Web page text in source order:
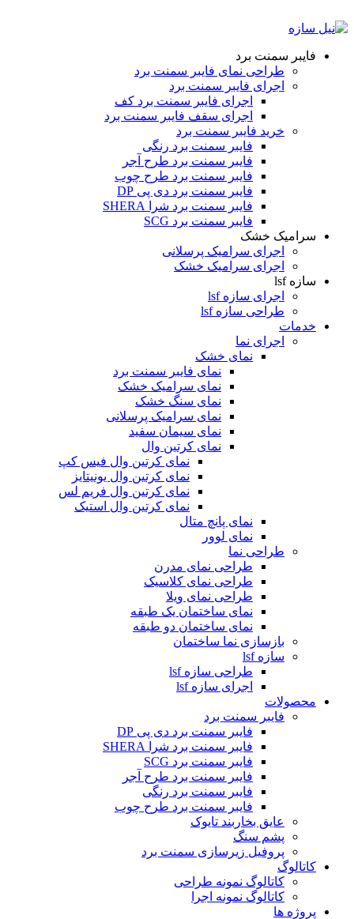
فایبر سمنت برد
طراحی نمای فایبر سمنت برد
اجرای فایبر سمنت برد
اجرای فایبر سمنت برد کف
اجرای سقف فایبر سمنت برد
خرید فایبر سمنت برد
فایبر سمنت برد رنگی
فایبر سمنت برد طرح آجر
فایبر سمنت برد طرح چوب
فایبر سمنت برد دی پی DP
فایبر سمنت برد شرا SHERA
فایبر سمنت برد SCG
سرامیک خشک
اجرای سرامیک پرسلانی
اجرای سرامیک خشک
سازه lsf
اجرای سازه lsf
طراحی سازه lsf
خدمات
اجرای نما
نمای خشک
نمای فایبر سمنت برد
نمای سرامیک خشک
نمای سنگ خشک
نمای سرامیک پرسلانی
نمای سیمان سفید
نمای کرتین وال
نمای کرتین وال فیس کپ
نمای کرتین وال یونیتایز
نمای کرتین وال فریم لس
نمای کرتین وال استیک
نمای پانچ متال
نمای لوور
طراحی نما
طراحی نمای مدرن
طراحی نمای کلاسیک
طراحی نمای ویلا
نمای ساختمان یک طبقه
نمای ساختمان دو طبقه
بازسازی نما ساختمان
سازه lsf
طراحی سازه lsf
اجرای سازه lsf
محصولات
فایبر سمنت برد
فایبر سمنت برد دی پی DP
فایبر سمنت برد شرا SHERA
فایبر سمنت برد SCG
فایبر سمنت برد طرح آجر
فایبر سمنت برد رنگی
فایبر سمنت برد طرح چوب
عایق بخاربند تایوک
پشم سنگ
پروفیل زیرسازی سمنت برد
کاتالوگ
کاتالوگ نمونه طراحی
کاتالوگ نمونه اجرا
پروژه ها